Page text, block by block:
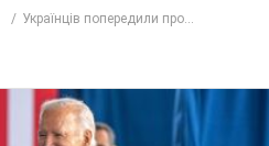
Українців попередили про...